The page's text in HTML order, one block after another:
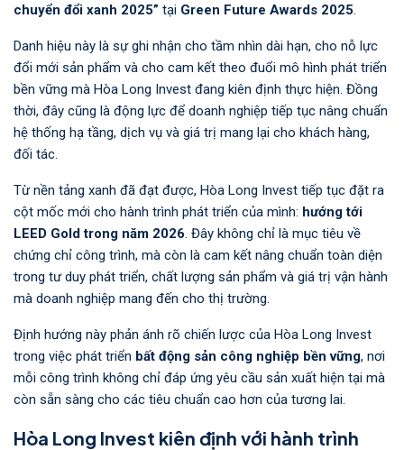
chuyển đổi xanh 2025” tại Green Future Awards 2025
Danh hiệu này là sự ghi nhận cho tầm nhìn dài hạn, cho nỗ lực
đổi mới sản phẩm và cho cam kết theo đuổi mô hình phát triển
bền vững mà Hòa Long Invest đang kiên định thực hiện. Đồng
thời, đây cũng là động lực để doanh nghiệp tiếp tục nâng chuẩn
hệ thống hạ tầng, dịch vụ và giá trị mang lại cho khách hàng,
đối tác.
Từ nền tảng xanh đã đạt được, Hòa Long Invest tiếp tục đặt ra
cột mốc mới cho hành trình phát triển của mình: hướng tới
LEED Gold trong năm 2026 . Đây không chỉ là mục tiêu về
chứng chỉ công trình, mà còn là cam kết nâng chuẩn toàn diện
trong tư duy phát triển, chất lượng sản phẩm và giá trị vận hành
mà doanh nghiệp mang đến cho thị trường.
Định hướng này phản ánh rõ chiến lược của Hòa Long Invest
trong việc phát triển bất động sản công nghiệp bền vững, nơi
mỗi công trình không chỉ đáp ứng yêu cầu sản xuất hiện tại mà
còn sẵn sàng cho các tiêu chuẩn cao hơn của tương lai.
Hòa Long Invest kiên định với hành trình